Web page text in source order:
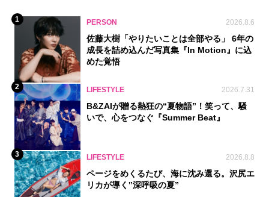
1 PERSON 2026.8.6
佐藤大樹「やりたいことは全部やる」 6年の
成長を詰め込んだ写真集『In Motion』に込
めた覚悟
2 LIFESTYLE 2026.7.31
B&ZAIが贈る熱狂の“夏物語”！笑って、騒
いで、心をつなぐ『Summer Beat』
3 LIFESTYLE 2026.8.8
ページをめくるたび、海に沈み還る。沢尻エ
リカが導く‟深呼吸の夏”